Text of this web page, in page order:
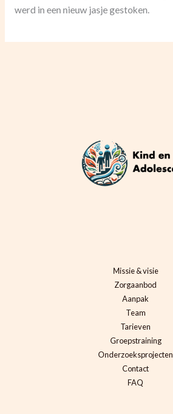
werd in een nieuw jasje gestoken.
Missie & visie
Zorgaanbod
Aanpak
Team
Tarieven
Groepstraining
Onderzoeksprojecten
Contact
FAQ